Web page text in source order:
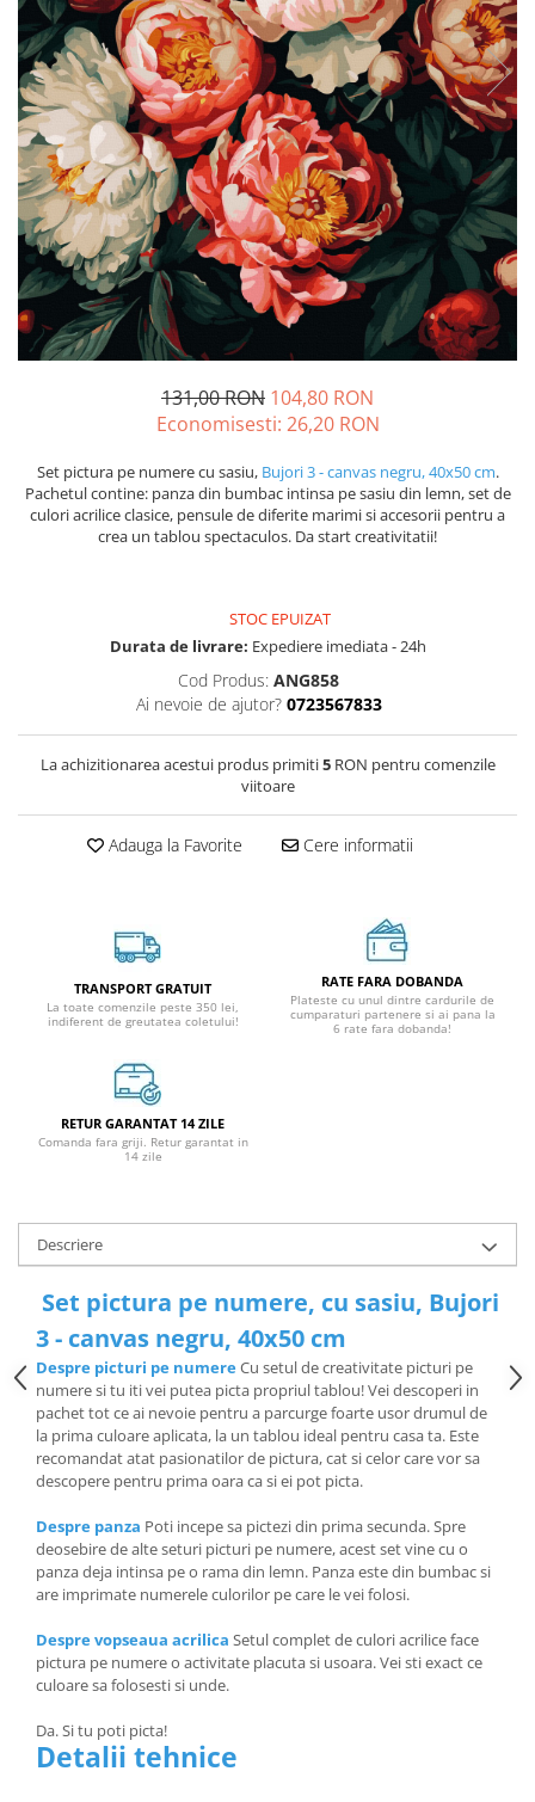
131,00 RON 104,80 RON
Economisesti: 26,20 RON
Set pictura pe numere cu sasiu,Bujori 3 - canvas negru, 40x50 cm.
Pachetul contine: panza din bumbac intinsa pe sasiu din lemn, set de
culori acrilice clasice, pensule de diferite marimi si accesorii pentru a
crea un tablou spectaculos. Da start creativitatii!
STOC EPUIZAT
Durata de livrare: Expediere imediata - 24h
Cod Produs: ANG858
Ai nevoie de ajutor? 0723567833
La achizitionarea acestui produs primiti5RON pentru comenzile
viitoare
Adauga la Favorite Cere informatii
TRANSPORT GRATUIT
La toate comenzile peste 350 lei,
indiferent de greutatea coletului!
RATE FARA DOBANDA
Plateste cu unul dintre cardurile de
cumparaturi partenere si ai pana la
6 rate fara dobanda!
RETUR GARANTAT 14 ZILE
Comanda fara griji. Retur garantat in
14 zile
Descriere
Set pictura pe numere, cu sasiu, Bujori
3 - canvas negru, 40x50 cm
Despre picturi pe numereCu setul de creativitate picturi pe
numere si tu iti vei putea picta propriul tablou! Vei descoperi in
pachet tot ce ai nevoie pentru a parcurge foarte usor drumul de
la prima culoare aplicata, la un tablou ideal pentru casa ta. Este
recomandat atat pasionatilor de pictura, cat si celor care vor sa
descopere pentru prima oara ca si ei pot picta.
Despre panza Poti incepe sa pictezi din prima secunda. Spre
deosebire de alte seturi picturi pe numere, acest set vine cu o
panza deja intinsa pe o rama din lemn. Panza este din bumbac si
are imprimate numerele culorilor pe care le vei folosi.
Despre vopseaua acrilica Setul complet de culori acrilice face
pictura pe numere o activitate placuta si usoara. Vei sti exact ce
culoare sa folosesti si unde.
Da. Si tu poti picta!
Detalii tehnice